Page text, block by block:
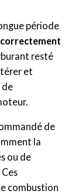
période
resté
et
de
de
la
ou de
combustion